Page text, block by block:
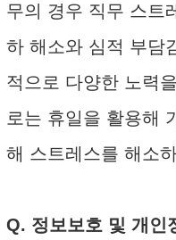
무의 경우 직무 스트
하 해소와 심적 부담
적으로 다양한 노력
로는 휴일을 활용해
해 스트레스를 해소
Q. 정보보호 및 개인